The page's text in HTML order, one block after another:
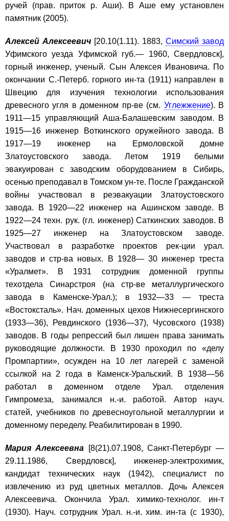
ручей (прав. приток р. Аши). В Аше ему установлен
памятник (2005).
Алексей Алексеевич [20.10(1.11). 1883, Симский завод
Уфимского уезда Уфимской губ.— 1960, Свердловск],
горный инженер, ученый. Сын Алексея Ивановича. По
окончании С.-Петерб. горного ин-та (1911) направлен в
Швецию для изучения технологии использования
древесного угля в доменном пр-ве (см. Углежжение). В
1911—15 управляющий Аша-Балашевским заводом. В
1915—16 инженер Воткинского оружейного завода. В
1917—19 инженер на Ермоловской домне
Златоустовского завода. Летом 1919 белыми
эвакуирован с заводским оборудованием в Сибирь,
осенью преподавал в Томском ун-те. После Гражданской
войны участвовал в реэвакуации Златоустовского
завода. В 1920—22 инженер на Ашинском заводе. В
1922—24 техн. рук. (гл. инженер) Саткинских заводов. В
1925—27 инженер на Златоустовском заводе.
Участвовал в разработке проектов рек-ции урал.
заводов и стр-ва новых. В 1928— 30 инженер треста
«Уралмет». В 1931 сотрудник доменной группы
техотдела Синарстроя (на стр-ве металлургического
завода в Каменске-Урал.); в 1932—33 — треста
«Востоксталь». Нач. доменных цехов Нижнесергинского
(1933—36), Ревдинского (1936—37), Чусовского (1938)
заводов. В годы репрессий был лишен права занимать
руководящие должности. В 1930 проходил по «делу
Промпартии», осужден на 10 лет лагерей с заменой
ссылкой на 2 года в Каменск-Уральский. В 1938—56
работал в доменном отделе Урал. отделения
Гимпромеза, занимался н.-и. работой. Автор науч.
статей, учебников по древесноугольной металлургии и
доменному переделу. Реабилитирован в 1990.
Мария Алексеевна [8(21).07.1908, Санкт-Петербург —
29.11.1986, Свердловск], инженер-электрохимик,
кандидат технических наук (1942), специалист по
извлечению из руд цветных металлов. Дочь Алексея
Алексеевича. Окончила Урал. химико-технолог. ин-т
(1930). Науч. сотрудник Урал. н.-и. хим. ин-та (с 1930),